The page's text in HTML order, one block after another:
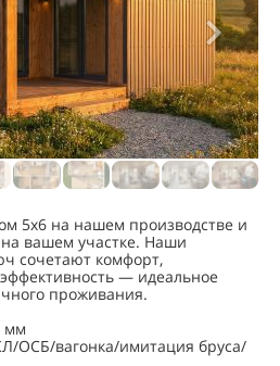
5x6 на нашем производстве и
вашем участке. Наши
сочетают комфорт,
— идеальное
проживания.
мм
ОСБ/вагонка/имитация бруса/